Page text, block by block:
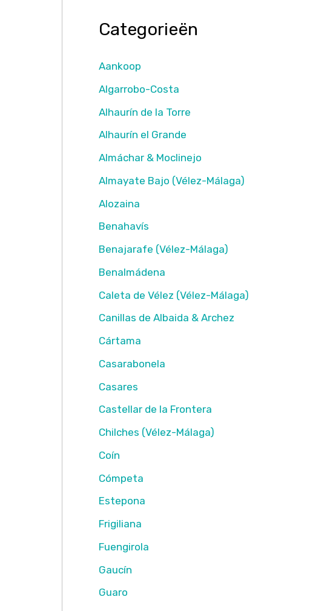
Costa
van
Estepona
Nerja
en
binnenland
Categorieën
Aankoop
Algarrobo-Costa
Alhaurín de la Torre
Alhaurín el Grande
Almáchar & Moclinejo
Almayate Bajo (Vélez-Málaga)
Alozaina
Benahavís
Benajarafe (Vélez-Málaga)
Benalmádena
Caleta de Vélez (Vélez-Málaga)
Canillas de Albaida & Archez
Cártama
Casarabonela
Casares
Castellar de la Frontera
Chilches (Vélez-Málaga)
Coín
Cómpeta
Estepona
Frigiliana
Fuengirola
Gaucín
Guaro